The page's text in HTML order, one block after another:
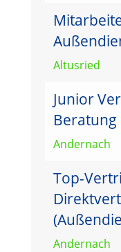
Altusried
Junior
Beratung
Andernach
Top-
Andernach